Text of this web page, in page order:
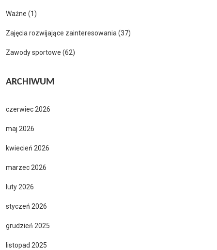
Ważne (1)
Zajęcia rozwijające zainteresowania (37)
Zawody sportowe (62)
ARCHIWUM
czerwiec 2026
maj 2026
kwiecień 2026
marzec 2026
luty 2026
styczeń 2026
grudzień 2025
listopad 2025